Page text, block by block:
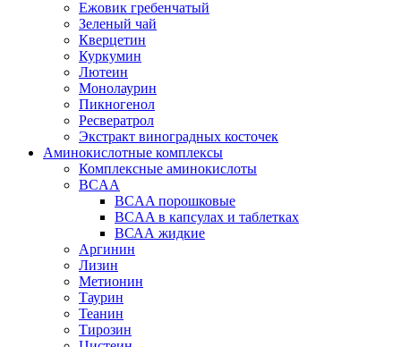
Ежовик гребенчатый
Зеленый чай
Кверцетин
Куркумин
Лютеин
Монолаурин
Пикногенол
Ресвератрол
Экстракт виноградных косточек
Аминокислотные комплексы
Комплексные аминокислоты
BCAA
BCAA порошковые
BCAA в капсулах и таблетках
ВСАА жидкие
Аргинин
Лизин
Метионин
Таурин
Теанин
Тирозин